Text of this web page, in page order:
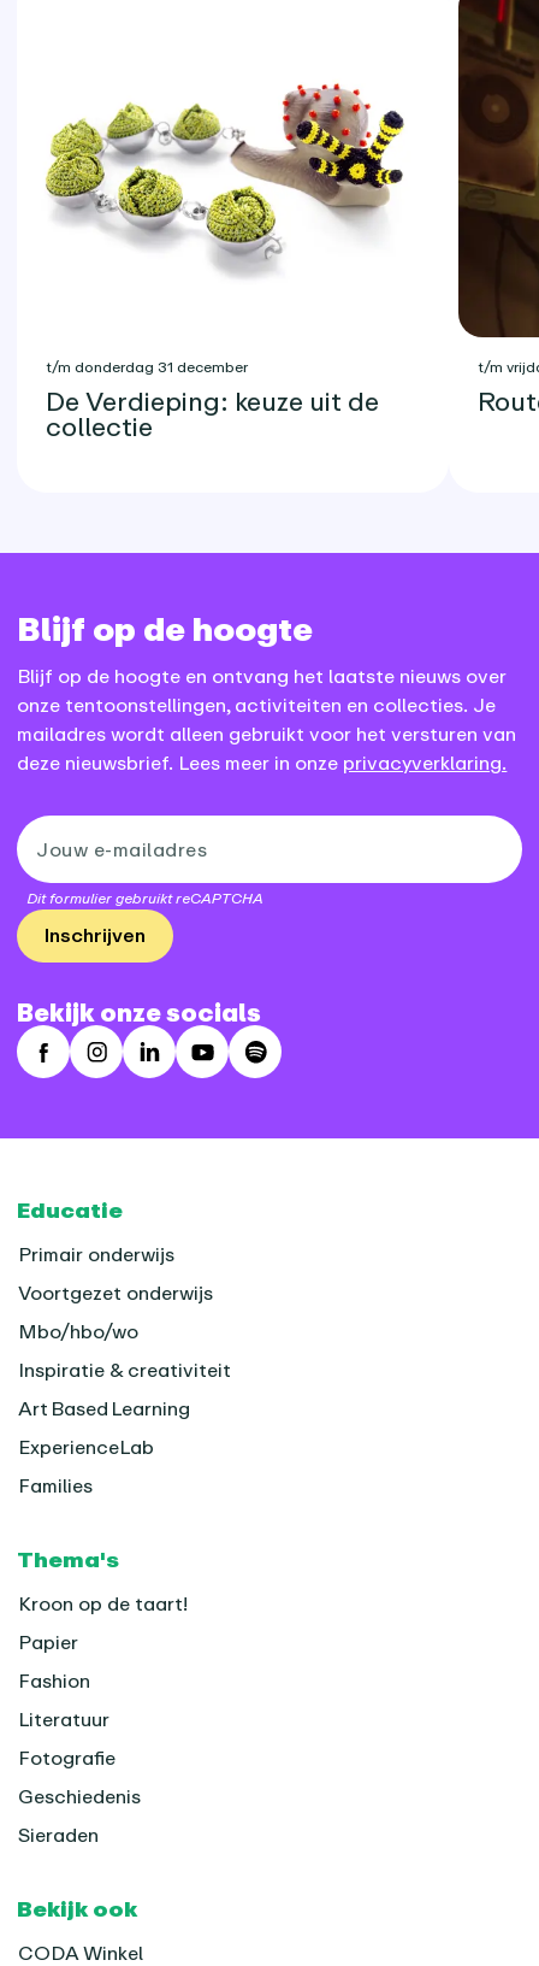
t/m donderdag 31 december
De Verdieping: keuze uit de
collectie
t/m
Blijf op de hoogte
Blijf op de hoogte en ontvang het laatste nieuws over
onze tentoonstellingen, activiteiten en collecties. Je
mailadres wordt alleen gebruikt voor het versturen van
deze nieuwsbrief. Lees meer in onze privacyverklaring.
Dit formulier gebruikt reCAPTCHA
Inschrijven
Bekijk onze socials
FacebookInstagram
LinkedInYoutubeSpotify
Footer
Educatie
Primair onderwijs
Voortgezet onderwijs
Mbo/hbo/wo
Inspiratie & creativiteit
Art Based Learning
ExperienceLab
Families
Thema's
Kroon op de taart!
Papier
Fashion
Literatuur
Fotografie
Geschiedenis
Sieraden
Bekijk ook
CODA Winkel